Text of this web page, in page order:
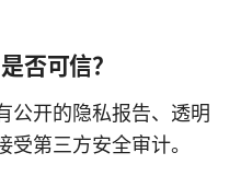
否可信？
公开的隐私报告、透明
第三方安全审计。